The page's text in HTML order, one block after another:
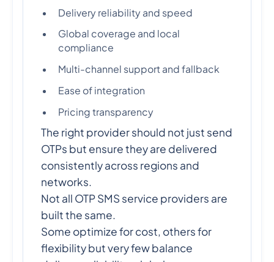
Delivery reliability and speed
Global coverage and local
compliance
Multi-channel support and fallback
Ease of integration
Pricing transparency
The right provider should not just send
OTPs but ensure they are delivered
consistently across regions and
networks.
Not all OTP SMS service providers are
built the same.
Some optimize for cost, others for
flexibility but very few balance